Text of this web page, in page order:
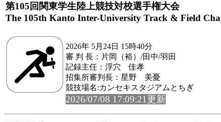
第105回関東学生陸上競技対校選手権大会
The 105th Kanto Inter-University Track & Field
2026年 5月24日 15時40分
審 判 長：片岡（裕）/田中/羽田
記録主任：浮穴 佳孝
招集所審判長：星野 美憂
競技場名:カンセキスタジアムとちぎ
2026/07/08 17:09:21更新